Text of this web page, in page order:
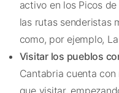
activo en los Picos
las rutas senderistas
como, por ejemplo,
Visitar los pueblos
Cantabria cuenta
que visitar,